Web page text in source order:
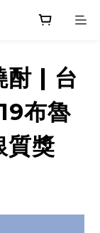
酎 | 台
布魯
質獎